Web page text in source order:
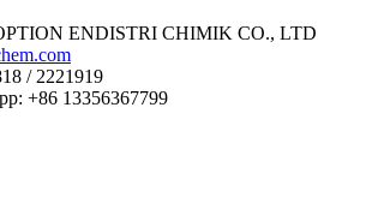
ENDISTRI CHIMIK CO., LTD
/ 2221919
+86 13356367799